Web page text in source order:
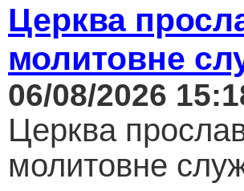
Церква
молитовне
06/08/2026
Церква
молитовне